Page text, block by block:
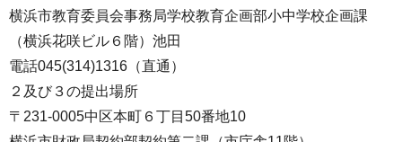
横浜市教育委員会事務局学校教育企画部小中学校企画課
（横浜花咲ビル６階）池田
電話045(314)1316（直通）
２及び３の提出場所
〒231-0005中区本町６丁目50番地10